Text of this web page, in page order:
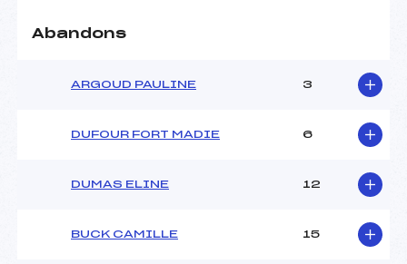
Abandons
ARGOUD PAULINE 3
DUFOUR FORT MADIE 6
DUMAS ELINE 12
BUCK CAMILLE 15